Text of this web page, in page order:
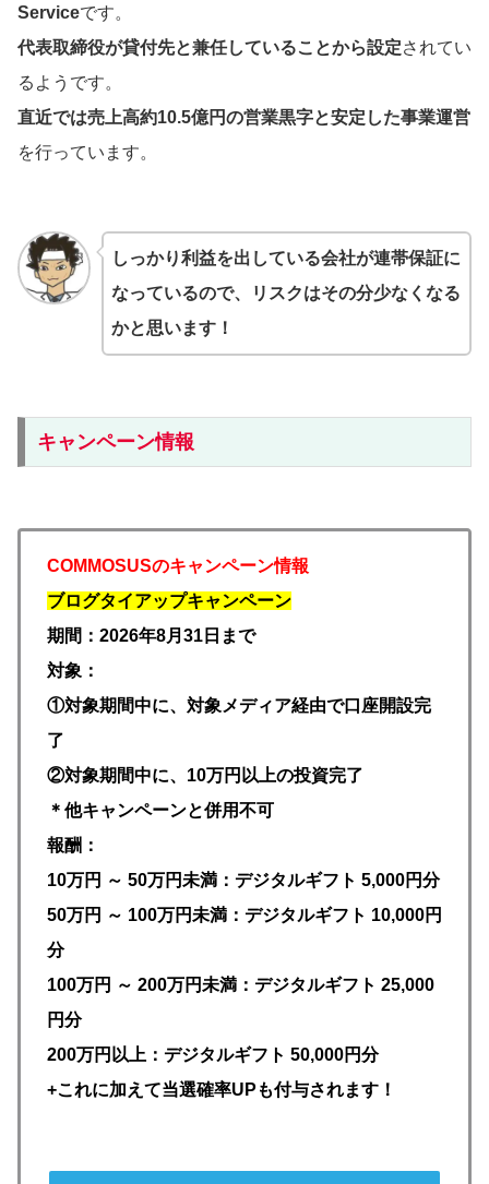
Serviceです。
代表取締役が貸付先と兼任していることから設定されてい
るようです。
直近では売上高約10.5億円の営業黒字と安定した事業運営
を行っています。
しっかり利益を出している会社が連帯保証に
なっているので、リスクはその分少なくなる
かと思います！
キャンペーン情報
COMMOSUSのキャンペーン情報
ブログタイアップキャンペーン
期間：2026年8月31日まで
対象：
①対象期間中に、対象メディア経由で口座開設完
了
②対象期間中に、10万円以上の投資完了
＊他キャンペーンと併用不可
報酬：
10万円 ～ 50万円未満：デジタルギフト 5,000円分
50万円 ～ 100万円未満：デジタルギフト 10,000円
分
100万円 ～ 200万円未満：デジタルギフト 25,000
円分
200万円以上：デジタルギフト 50,000円分
+これに加えて当選確率UPも付与されます！